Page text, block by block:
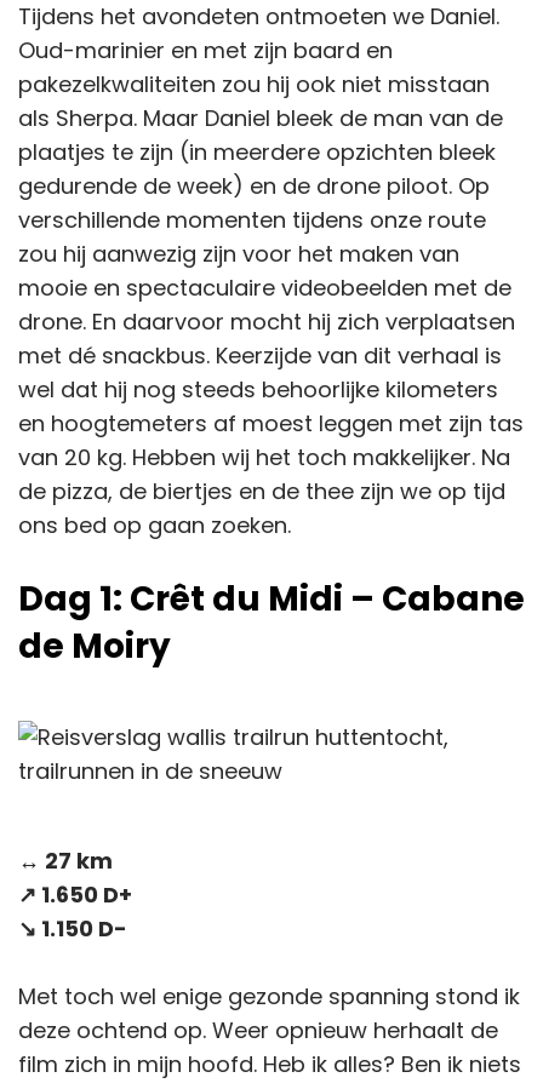
Tijdens het avondeten ontmoeten we Daniel.
Oud-marinier en met zijn baard en
pakezelkwaliteiten zou hij ook niet misstaan
als Sherpa. Maar Daniel bleek de man van de
plaatjes te zijn (in meerdere opzichten bleek
gedurende de week) en de drone piloot. Op
verschillende momenten tijdens onze route
zou hij aanwezig zijn voor het maken van
mooie en spectaculaire videobeelden met de
drone. En daarvoor mocht hij zich verplaatsen
met dé snackbus. Keerzijde van dit verhaal is
wel dat hij nog steeds behoorlijke kilometers
en hoogtemeters af moest leggen met zijn tas
van 20 kg. Hebben wij het toch makkelijker. Na
de pizza, de biertjes en de thee zijn we op tijd
ons bed op gaan zoeken.
Dag 1: Crêt du Midi – Cabane
de Moiry
↔️ 27 km
↗️ 1.650 D+
↘️ 1.150 D-
Met toch wel enige gezonde spanning stond ik
deze ochtend op. Weer opnieuw herhaalt de
film zich in mijn hoofd. Heb ik alles? Ben ik niets